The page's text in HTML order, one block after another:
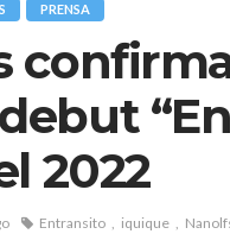
PRENSA
2022
Entransito iquique